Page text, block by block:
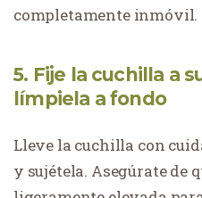
completamente inmóvil.
5. Fije la cuchilla a
límpiela a fondo
Lleve la cuchilla con
y sujétela. Asegúrate de